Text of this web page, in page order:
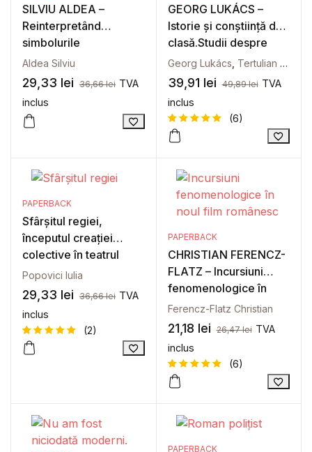
SILVIU ALDEA –
Reinterpretând
simbolurile
socialismului.
Reinterpreting socialist
symbols
Aldea Silviu
29,33 lei 36,66lei TVA
inclus
GEORG LUKÁCS –
Istorie și conștiință de
clasă.Studii despre
dialectica marxistă
Georg Lukács Tertulian Nicolae
39,91 lei 49,89lei TVA
inclus
Evaluat la
pe baza a
6
de la
clienți
(6)
PAPERBACK
Sfârșitul regiei,
începutul creației
colective în teatrul
european.The End of
Directing, The
Beginning of Theatre-
Making and Devising in
European Theatre
Popovici Iulia
29,33 lei 36,66lei TVA
inclus
Evaluat la
2
(2)
PAPERBACK
CHRISTIAN FERENCZ-
FLATZ – Incursiuni
fenomenologice în
noul film românesc
Ferencz-Flatz Christian
21,18 lei 26,47lei TVA
inclus
Evaluat la
pe baza a
6
de la
clienți
(6)
PAPERBACK